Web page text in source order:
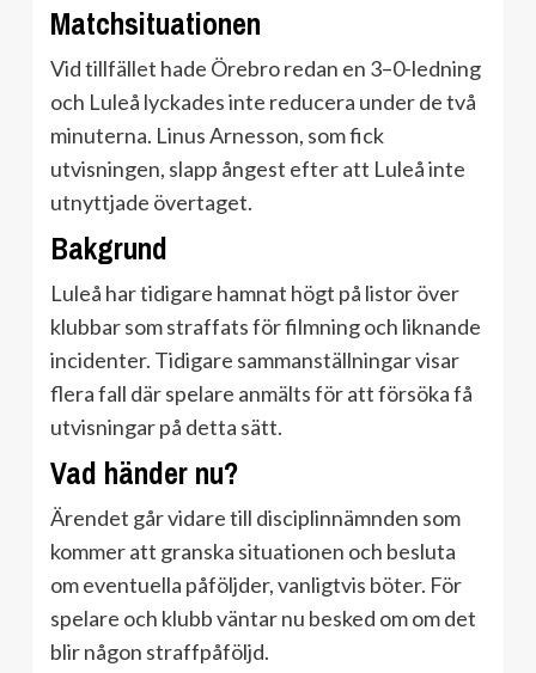
Matchsituationen
Vid tillfället hade Örebro redan en 3–0-ledning
och Luleå lyckades inte reducera under de två
minuterna. Linus Arnesson, som fick
utvisningen, slapp ångest efter att Luleå inte
utnyttjade övertaget.
Bakgrund
Luleå har tidigare hamnat högt på listor över
klubbar som straffats för filmning och liknande
incidenter. Tidigare sammanställningar visar
flera fall där spelare anmälts för att försöka få
utvisningar på detta sätt.
Vad händer nu?
Ärendet går vidare till disciplinnämnden som
kommer att granska situationen och besluta
om eventuella påföljder, vanligtvis böter. För
spelare och klubb väntar nu besked om om det
blir någon straffpåföljd.